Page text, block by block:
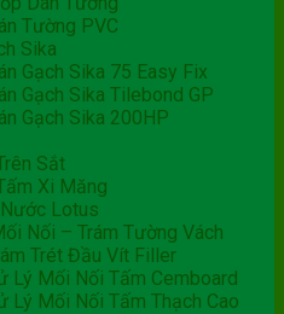
Tường PVC
Sika
Gạch Sika 75 Easy Fix
Gạch Sika Tilebond GP
Gạch Sika 200HP
Sắt
Xi Măng
Lotus
Nối – Trám Tường Vách
Trét Đầu Vít Filler
Lý Mối Nối Tấm Cemboard
Lý Mối Nối Tấm Thạch Cao